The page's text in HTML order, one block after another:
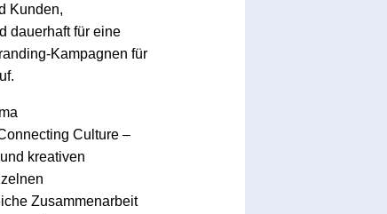
Kunden,
dauerhaft für eine
Kampagnen für
Culture –
kreativen
Zusammenarbeit